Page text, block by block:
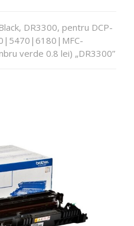
DR3300, pentru DCP-
verde 0.8 lei) „DR3300”